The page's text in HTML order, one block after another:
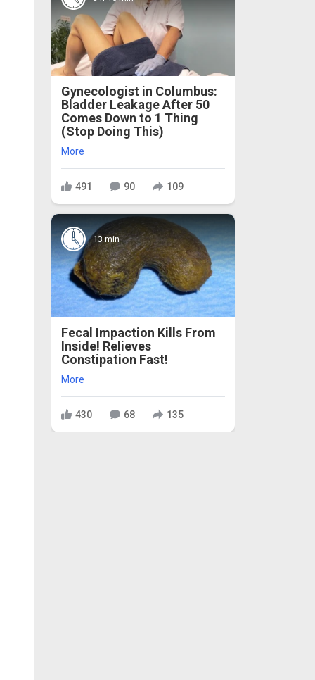
Gynecologist in Columbus:
Bladder Leakage After 50
Comes Down to 1 Thing
(Stop Doing This)
More
491 90 109
13 min
Fecal Impaction Kills From
Inside! Relieves
Constipation Fast!
More
430 68 135